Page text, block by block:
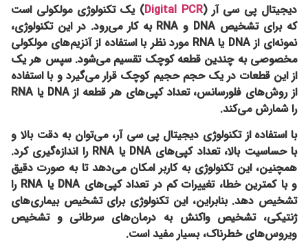
دیجیتال پی سی آر (Digital PCR) یک تکنولوژی مولکولی است
که برای تشخیص DNA و RNA به کار می‌رود. در این تکنولوژی،
نمونه‌ای از DNA یا RNA مورد نظر با استفاده از آنزیم‌های مولکولی
مخصوصی به چندین قطعه کوچک تقسیم می‌شود. سپس هر یک
از این قطعات در یک حجم حجیم کوچک قرار می‌گیرد و با استفاده
از روش‌های فلورسانس، تعداد کپی‌های هر قطعه از DNA یا RNA
را شمارش می‌کند.
با استفاده از تکنولوژی دیجیتال پی سی آر، می‌توان به دقت بالا و
با حساسیت بالا، تعداد کپی‌های DNA یا RNA را اندازه‌گیری کرد.
همچنین، این تکنولوژی به کاربر امکان می‌دهد تا به صورت دقیق
و با کمترین خطا، تغییرات کم در تعداد کپی‌های DNA یا RNA را
تشخیص دهد. بنابراین، این تکنولوژی برای تشخیص بیماری‌های
ژنتیکی، تشخیص واکنش به درمان‌های سرطانی و تشخیص
ویروس‌های خطرناک، بسیار مفید است.